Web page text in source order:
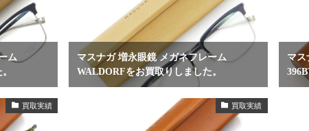
ム
マスナガ 増永眼鏡 メガネフレーム
WALDORFをお買取りしました。
マス
買取実績 買取実績